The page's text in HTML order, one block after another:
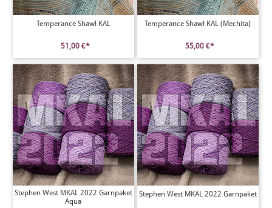
Temperance Shawl KAL
51,00 €*
Temperance Shawl KAL (Mechita)
55,00 €*
Stephen West MKAL 2022 Garnpaket
Aqua
Stephen West MKAL 2022 Garnpaket